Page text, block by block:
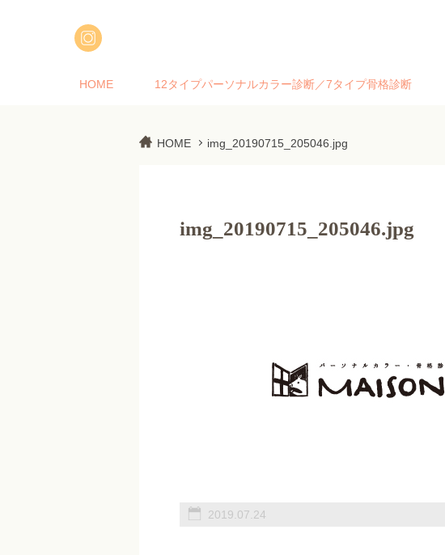
HOME 12タイプパーソナルカラー診断／7タイプ骨格診断
HOME img_20190715_205046.jpg
img_20190715_205046.jpg
2019.07.24